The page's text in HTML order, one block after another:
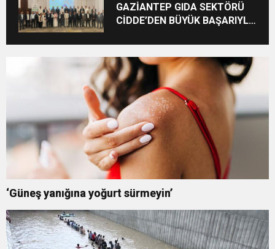
GAZİANTEP GIDA SEKTÖRÜ
CİDDE’DEN BÜYÜK BAŞARIYLA
‘Güneş yanığına yoğurt sürmeyin’